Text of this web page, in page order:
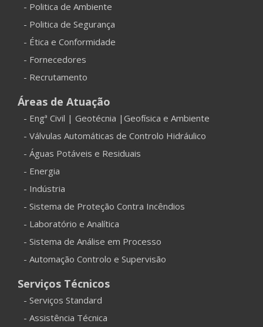
- Politica de Ambiente
- Politica de Segurança
- Ética e Conformidade
- Fornecedores
- Recrutamento
Áreas de Atuação
- Engª Civil | Geotécnia |Geofísica e Ambiente
- Válvulas Automáticas de Controlo Hidráulico
- Águas Potáveis e Residuais
- Energia
- Indústria
- Sistema de Proteção Contra Incêndios
- Laboratório e Analítica
- Sistema de Análise em Processo
- Automação Controlo e Supervisão
Serviços Técnicos
- Serviços Standard
- Assistência Técnica